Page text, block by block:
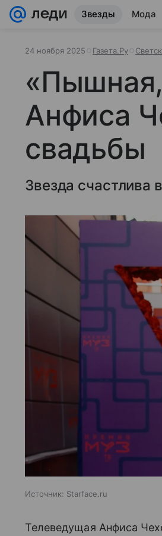
Звезды Мода
24 ноября 2025 Газета.Ру
Анфиса
свадьбы
Звезда счастлива
Источник: Starface.ru
Телеведущая Анфиса